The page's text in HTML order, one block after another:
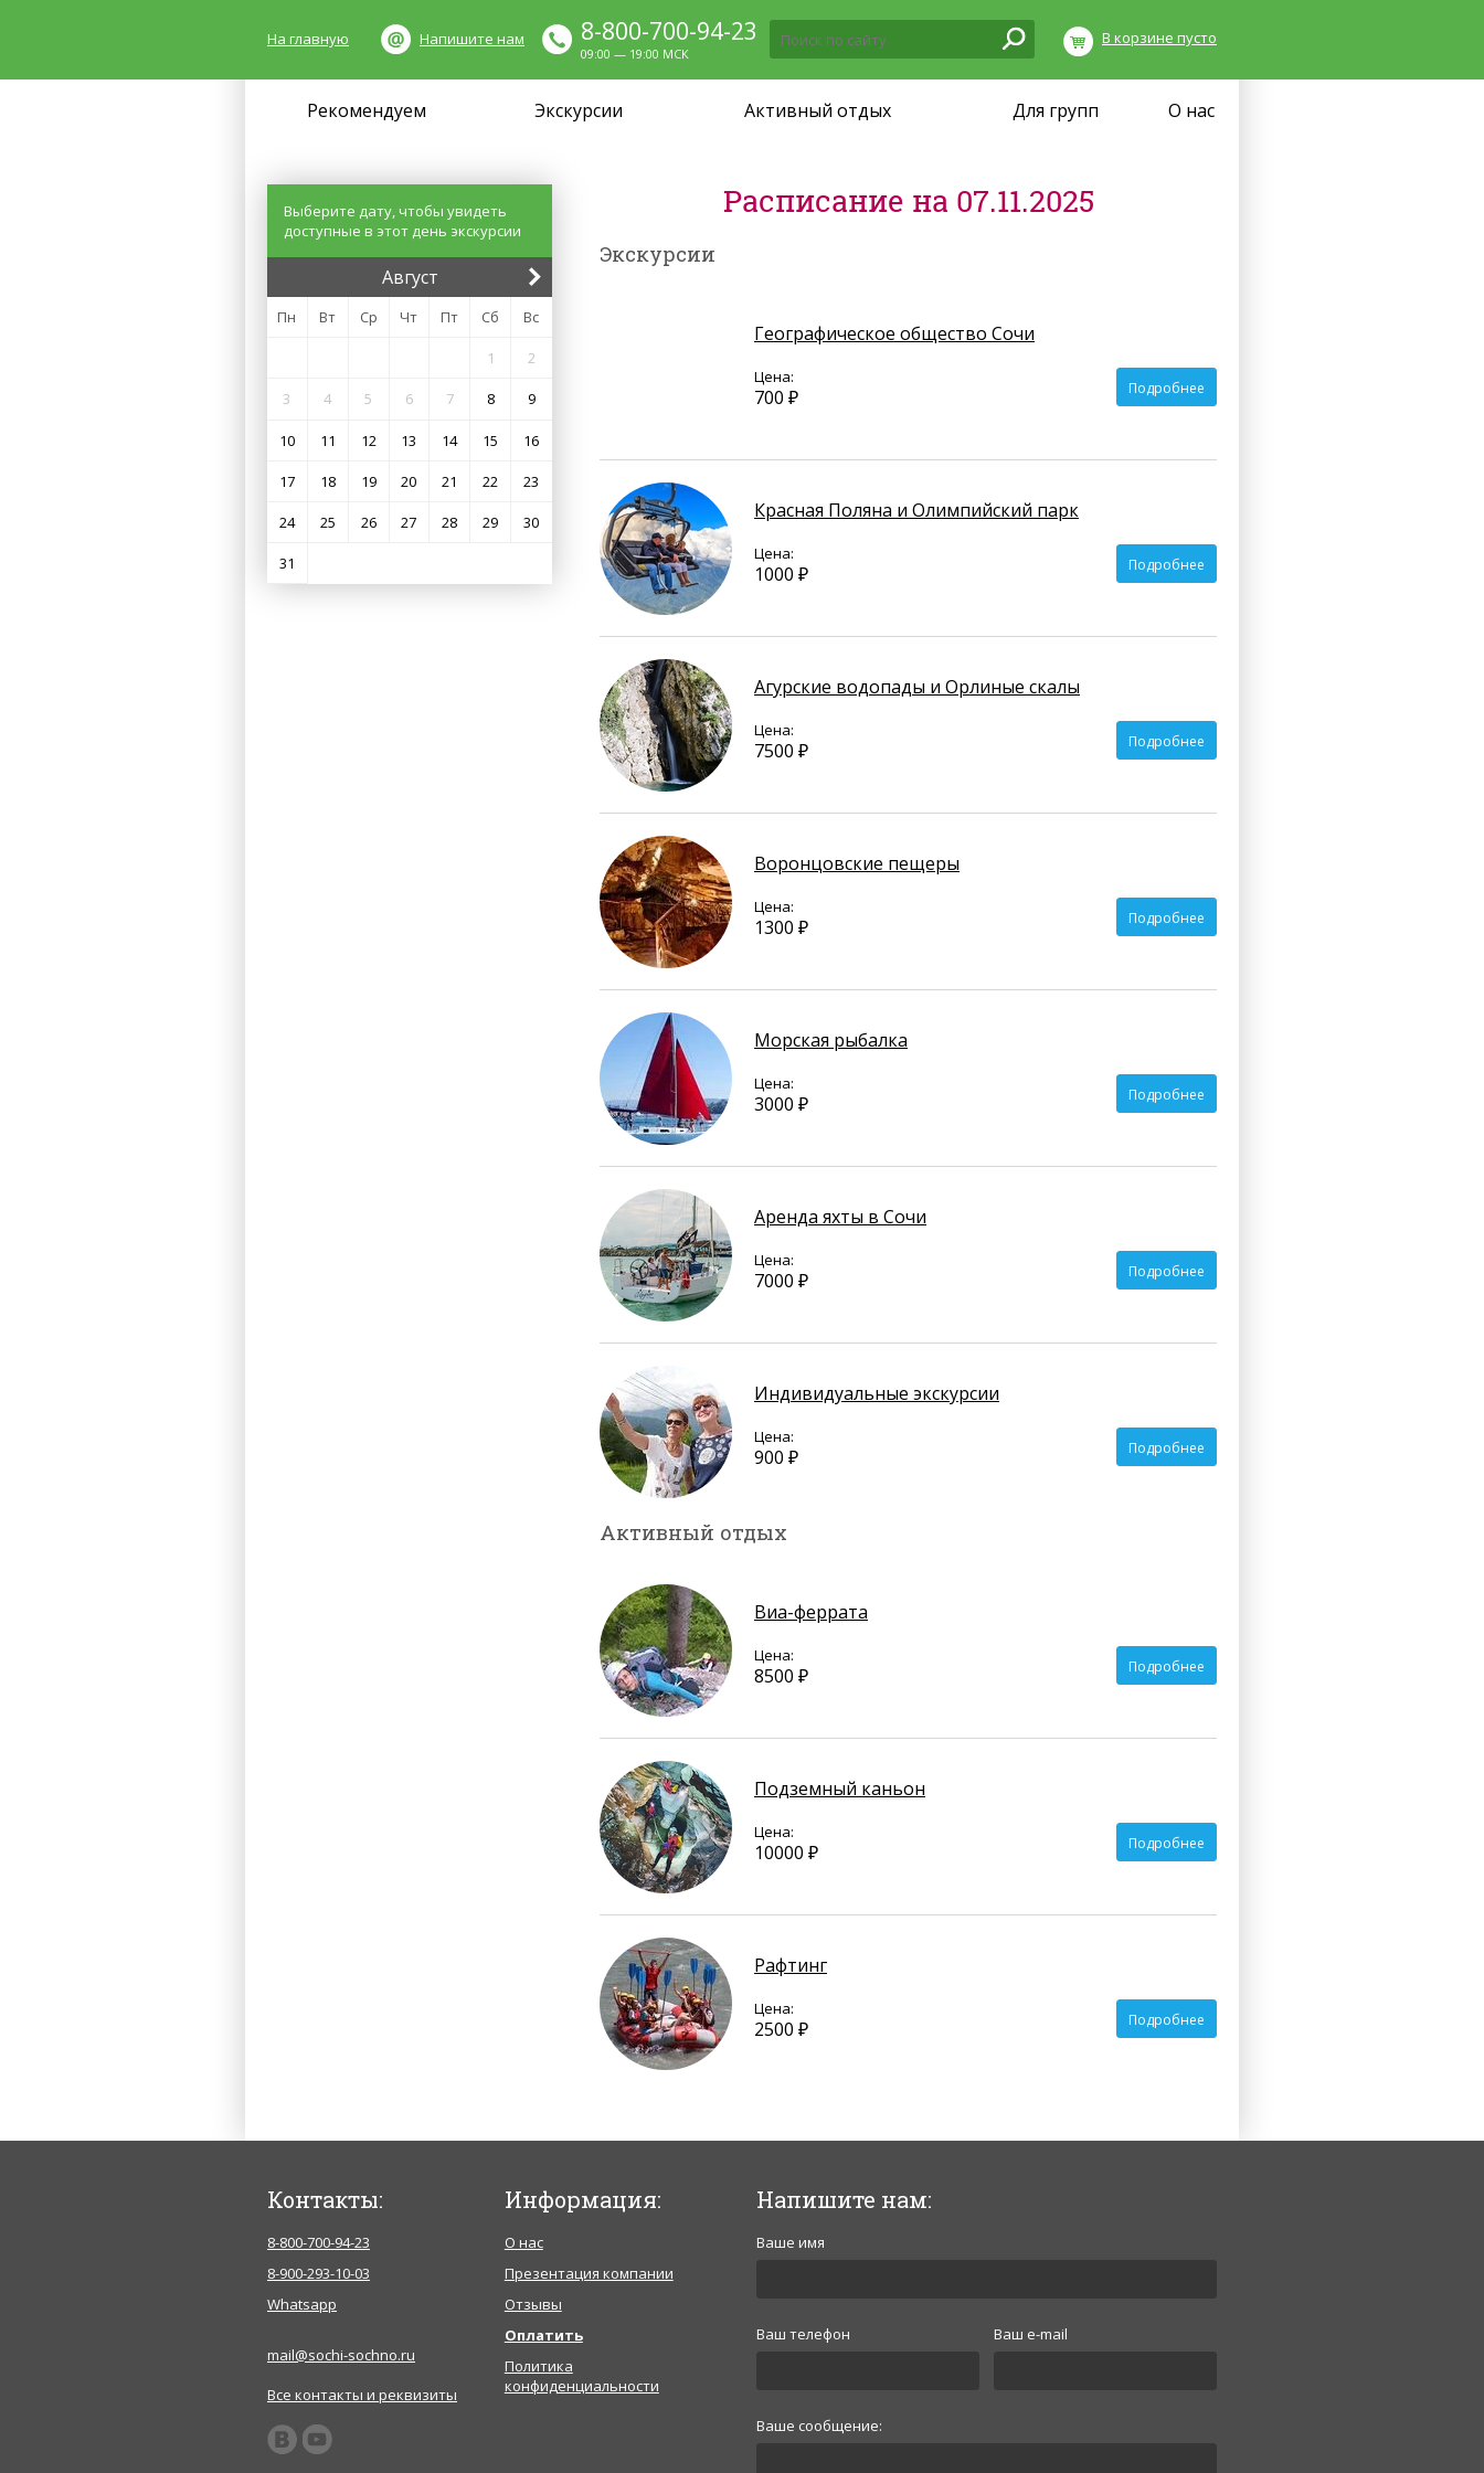
На главную Напишите нам 8-800-700-94-23
09:00 — 19:00 МСК
В корзине пусто
Рекомендуем Экскурсии Активный отдых Для групп О нас
Расписание на 07.11.2025
Экскурсии
Географическое общество Сочи
Цена:
700 ₽ Подробнее
Красная Поляна и Олимпийский парк
Цена:
1000 ₽ Подробнее
Агурские водопады и Орлиные скалы
Цена:
7500 ₽ Подробнее
Воронцовские пещеры
Цена:
1300 ₽ Подробнее
Морская рыбалка
Цена:
3000 ₽ Подробнее
Аренда яхты в Сочи
Цена:
7000 ₽ Подробнее
Индивидуальные экскурсии
Цена:
900 ₽ Подробнее
Активный отдых
Виа-феррата
Цена:
8500 ₽ Подробнее
Подземный каньон
Цена:
10000 ₽ Подробнее
Рафтинг
Цена:
2500 ₽ Подробнее
Выберите дату, чтобы увидеть
доступные в этот день экскурсии
Август
Пн Вт Ср Чт Пт Сб Вс
1 2
3 4 5 6 7 8 9
10 11 12 13 14 15 16
17 18 19 20 21 22 23
24 25 26 27 28 29 30
31
Контакты:
8-800-700-94-23
8-900-293-10-03
Whatsapp
mail@sochi-sochno.ru
Все контакты и реквизиты
Информация:
О нас
Презентация компании
Отзывы
Оплатить
Политика
конфиденциальности
Напишите нам:
Ваше имя
Ваш телефон Ваш e-mail
Ваше сообщение: